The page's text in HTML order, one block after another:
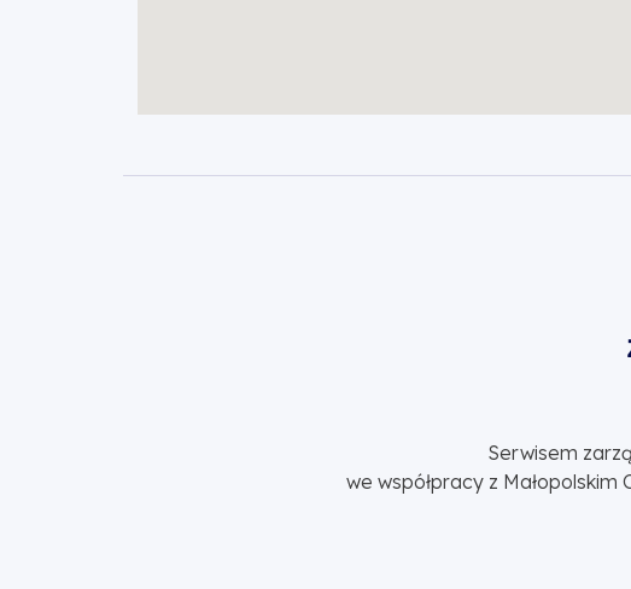
Serwisem
we współpracy z